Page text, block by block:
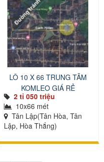
LÔ 10 X 66 TRUNG TÂM
KOMLEO GIÁ RẺ
2 tỉ 050 triệu
10x66 mét
Tân Lập(Tân Hòa, Tân
Lập, Hòa Thắng)